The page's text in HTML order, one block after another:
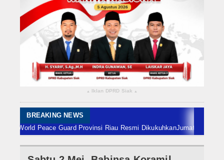
Bengkalis
Meranti
Indragiri Hulu
Kuansing
Siak
Nasional
▴ Iklan DPRD Siak ▴
BREAKING NEWS
Peace Guard Provinsi Riau Resmi DikukuhkanJumat 7 Agustus,